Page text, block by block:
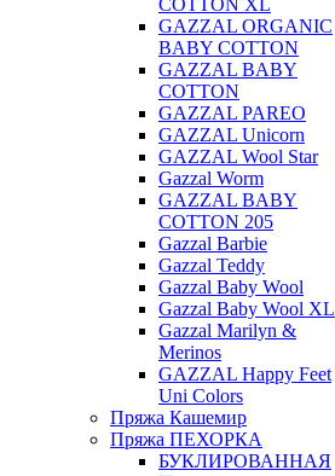
COTTON XL
GAZZAL ORGANIC
BABY COTTON
GAZZAL BABY
COTTON
GAZZAL PAREO
GAZZAL Unicorn
GAZZAL Wool Star
Gazzal Worm
GAZZAL BABY
COTTON 205
Gazzal Barbie
Gazzal Teddy
Gazzal Baby Wool
Gazzal Baby Wool XL
Gazzal Marilyn &
Merinos
GAZZAL Happy Feet
Uni Colors
Пряжа Кашемир
Пряжа ПЕХОРКА
БУКЛИРОВАННАЯ